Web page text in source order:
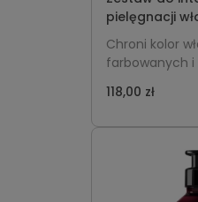
pielęgnacji
farbowanych i
rozjaśnianych
Color
Chroni kolor
farbowanych i
długości oraz
118,00 zł